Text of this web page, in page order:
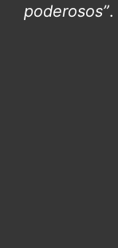
poderosos”.